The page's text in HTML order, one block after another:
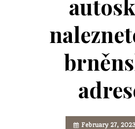
February 27,